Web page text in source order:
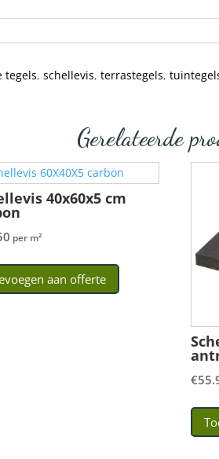
tegels,schellevis,terrastegels,
Gerelateerde
40x60x5 cm
per m²
aan offerte
€